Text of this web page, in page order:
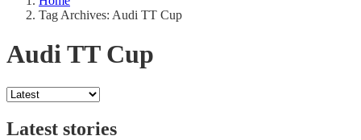
Tag Archives: Audi TT Cup
Audi TT Cup
Latest stories